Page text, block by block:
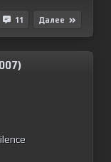
11 Далее